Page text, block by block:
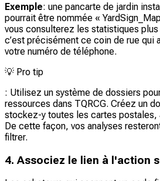
Exemple: une pancarte de jardin
pourrait être nommée «
vous consulterez les statistiques
c’est précisément ce coin de rue qui
votre numéro de téléphone.
💡 Pro tip
: Utilisez un système de dossiers
ressources dans TQRCG. Créez un
stockez-y toutes les cartes postales,
De cette façon, vos analyses
filtrer.
4. Associez le lien à l'action